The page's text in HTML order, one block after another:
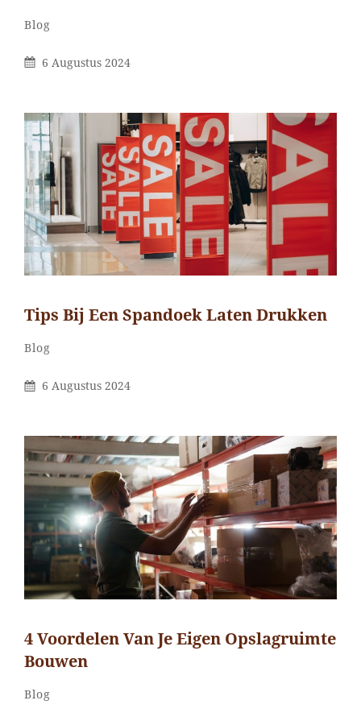
Categorieën
Blog
Gepubliceerd
6 Augustus 2024
Tips Bij Een Spandoek Laten Drukken
Categorieën
Blog
Gepubliceerd
6 Augustus 2024
4 Voordelen Van Je Eigen Opslagruimte
Bouwen
Categorieën
Blog